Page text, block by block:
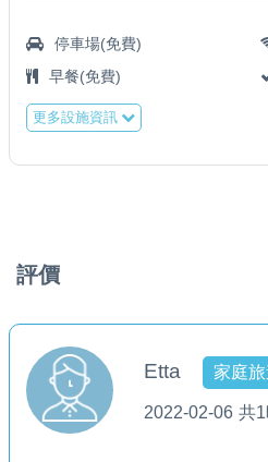
停車場(免費)
早餐(免費)
更多設施資訊
評價
Etta 家庭
2022-02-06 共